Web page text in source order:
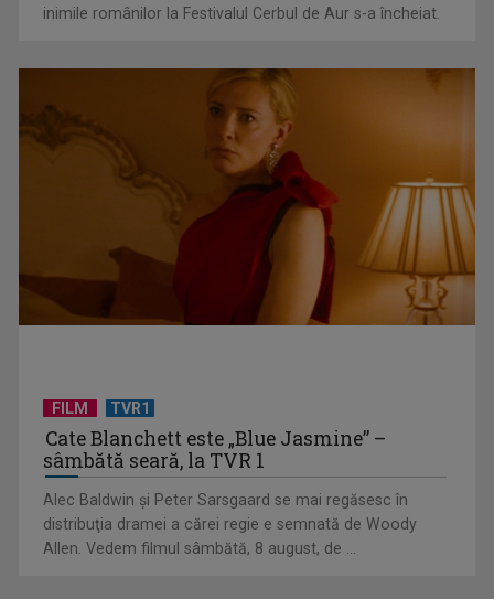
"Robin Hood"-ul serialelor coreene: "Iljimae, hoţul fantomă",
Un reper al cinematografiei mondiale, la TVR Cultural:
„Roma, oraș deschis”
inimile românilor la Festivalul Cerbul de Aur s-a încheiat.
FILM TVR1
Cate Blanchett este „Blue Jasmine” –
sâmbătă seară, la TVR 1
Alec Baldwin şi Peter Sarsgaard se mai regăsesc în
distribuţia dramei a cărei regie e semnată de Woody
Allen. Vedem filmul sâmbătă, 8 august, de ...